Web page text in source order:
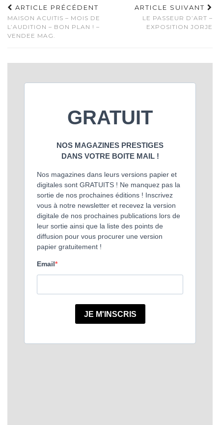
ARTICLE PRÉCÉDENT
MAISON ACUITIS – MOIS DE
L’AUDITION – BON PLAN ! –
VENDEE MAG.
ARTICLE SUIVANT
LE PASSEUR D’ART –
EXPOSITION JORJE